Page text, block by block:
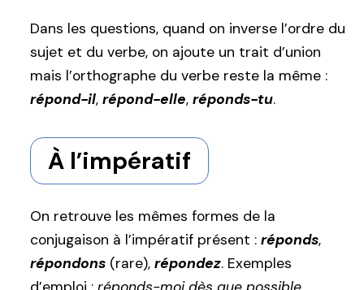
Dans les questions, quand on inverse l’ordre du
sujet et du verbe, on ajoute un trait d’union
mais l’orthographe du verbe reste la même :
répond-il, répond-elle, réponds-tu.
À l’impératif
On retrouve les mêmes formes de la
conjugaison à l’impératif présent : réponds,
répondons (rare), répondez. Exemples